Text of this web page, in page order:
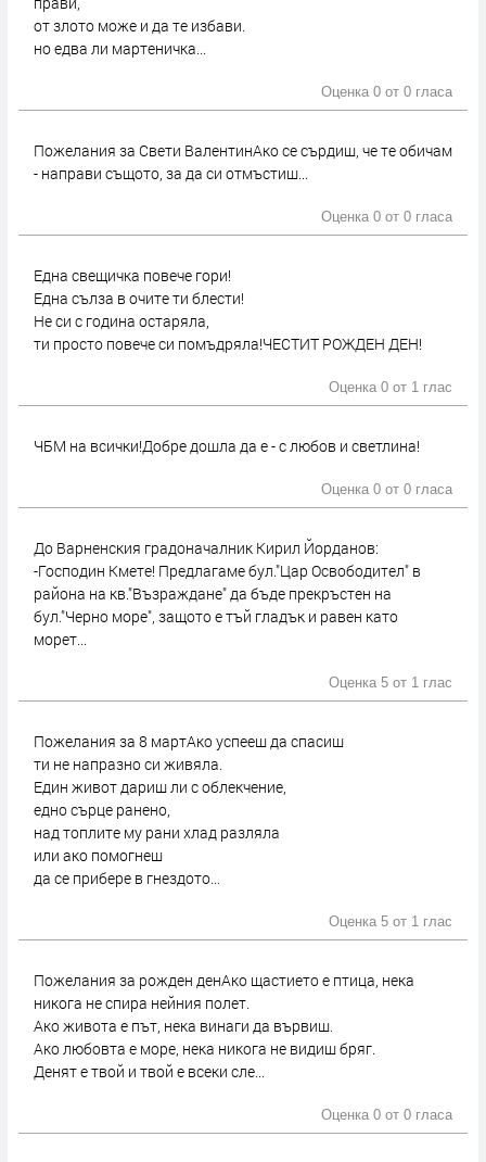
от злото може и да те избави.
но едва ли мартеничка...
Оценка 0 от 0 гласа
Пожелания за Свети ВалентинАко се сърдиш, че те обичам
- направи същото, за да си отмъстиш...
Оценка 0 от 0 гласа
Една свещичка повече гори!
Една сълза в очите ти блести!
Не си с година остаряла,
ти просто повече си помъдряла!ЧЕСТИТ РОЖДЕН ДЕН!
Оценка 0 от 1 глас
ЧБМ на всички!Добре дошла да е - с любов и светлина!
Оценка 0 от 0 гласа
До Варненския градоначалник Кирил Йорданов:
-Господин Кмете! Предлагаме бул."Цар Освободител" в
района на кв."Възраждане" да бъде прекръстен на
бул."Черно море", защото е тъй гладък и равен като
морет...
Оценка 5 от 1 глас
Пожелания за 8 мартАко успееш да спасиш
ти не напразно си живяла.
Един живот дариш ли с облекчение,
едно сърце ранено,
над топлите му рани хлад разляла
или ако помогнеш
да се прибере в гнездото...
Оценка 5 от 1 глас
Пожелания за рожден денАко щастието е птица, нека
никога не спира нейния полет.
Ако живота е път, нека винаги да вървиш.
Ако любовта е море, нека никога не видиш бряг.
Денят е твой и твой е всеки сле...
Оценка 0 от 0 гласа